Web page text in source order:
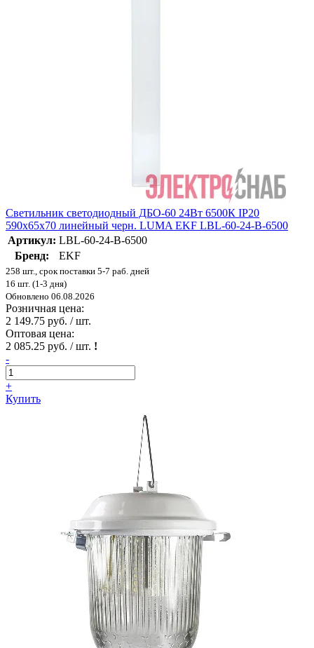
Светильник светодиодный ДБО-60 24Вт 6500К IP20
590х65х70 линейный черн. LUMA EKF LBL-60-24-B-6500
Артикул: LBL-60-24-B-6500
Бренд:
EKF
258 шт., срок поставки 5-7 раб. дней
16 шт. (1-3 дня)
Обновлено 06.08.2026
Розничная цена:
2 149.75 руб. / шт.
Оптовая цена:
2 085.25 руб. / шт. !
-
+
Купить